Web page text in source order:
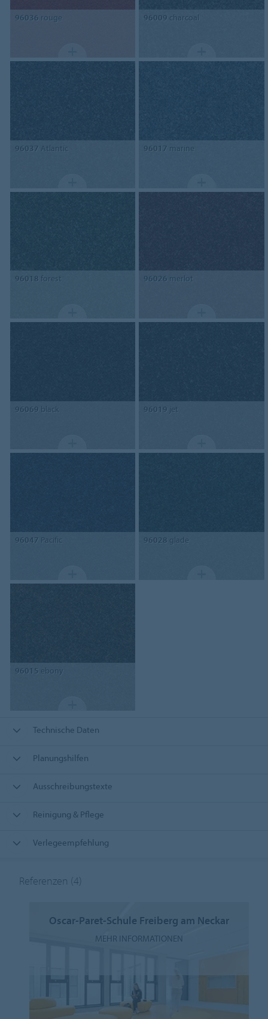
96036 rouge 96009 charcoal
96037 Atlantic 96017 marine
96018 forest 96026 merlot
96069 black 96019 jet
96047 Pacific 96028 glade
96015 ebony
Technische Daten
Planungshilfen
Ausschreibungstexte
Reinigung & Pflege
Verlegeempfehlung
Referenzen (4)
Oscar-Paret-Schule Freiberg am Neckar
MEHR INFORMATIONEN